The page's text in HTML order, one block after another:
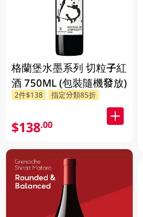
格蘭堡水墨系列 切粒子紅
酒 750ML (包裝隨機發放)
2件$138 指定分類85折
$138.00